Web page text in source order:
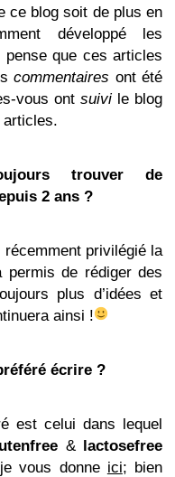
ce blog soit de plus en
développé les
pense que ces articles
commentaires ont été
vous ont suivi le blog
articles.
trouver de
2 ans ?
récemment privilégié la
permis de rédiger des
plus d’idées et
ainsi !
écrire ?
est celui dans lequel
& lactosefree
vous donne ici; bien